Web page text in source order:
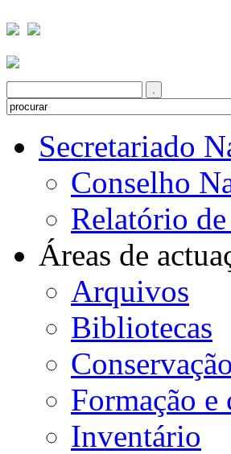
Secretariado
Conselho
Relatório
Áreas de
Arquivos
Bibliotecas
Formação e
Inventário